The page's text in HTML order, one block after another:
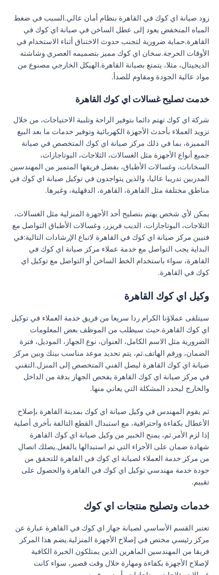
زود صيانة اي كوك في القاهرة بنظام أمان عالي.السبب في ضغط
المياه المنخفض يعود إلى عطل الساخن في صيانة اي كوك في
القاهرة.حماية ضرورية لتجنب حدوث الاختناق أثناء الاستخدام في
الأوقات الحرجة.سخان اي كوك مميز بتصميمه العصري وشاشته
الديجيتال، مثلا، يتمتع بصيانة القاهرة.الهيكل الخارجي مصنوع من
مواد عالية الجودة ومقاوم للصدأ.
خدمت تصليح غسالات اي كوك القاهرة
شركة اي كوك تهتم دائما بتوفير الراحة وتلبية الاحتياجات، من خلال
تزويد العملاء بأحدث الأجهزة الكهربائية وتوفير خدمات ما بعد البيع
المميزة، بما في ذلك مركز صيانة اي كوك المتخصص في صيانة
جميع أنواع الأجهزة مثل الغسالات، الثلاجات، البوتاجازات،
السخانات، وغسالات الأطباق، بفضل فريقها المتميز من المهندسين
المدربين تدريبا عاليا، والذين يتواجدون في توكيل صيانة اي كوك في
مناطق مختلفة مثل القاهرة، القاهرة، الدقهلية، وغيرها.
يمكن لأي شخص يهتم بتصليح أحد الأجهزة المنزلية مثل الغسالات،
الثلاجات، البوتاجازات، الديب فريزر، وغسالات الأطباق التواصل مع
فنيين مركز صيانة اي كوك في القاهرة لاتباع الإرشادات التالية:في
البداية يجب التواصل مع خدمة عملاء مركز صيانة اي كوك في
القاهرة، سواء باستخدام الخط الساخن أو التواصل مع توكيل اي
كوك في القاهرة.
وكيل اي كوك القاهرة
سيتلقى عملاؤنا الكرام ردا سريعا من فريق خدمة العملاء في توكيل
اي كوك القاهرة.حيث سيطلب من الموظف بعض المعلومات
الضرورية مثل الاسم الكامل، العنوان، نوع الجهاز، الموديل، فترة
الضمان، ورقم الهاتف.ثم، يتم تحديد موعد مناسب بينك وبين مركز
صيانة اي كوك القاهرة ليصل الفني المتخصص إلى المنزل.التقني
في مركز صيانة اي كوك القاهرة يفحص الجهاز بدقة من الداخل
والخارج ليحدد المشكلة التي يعاني منها.
ثم يقوم المهندس في وكيل صيانة اي كوك بمدينة القاهرة بإصلاح
الأعطال بكفاءة واحترافية، مع استبدال القطع التالفة بأخرى أصلية
إذا لزم الأمر.ثم، يمنح الخبير من وكيل صيانة اي كوك القاهرة
شهادة ضمان على الأجزاء التي تم استبدالها بالفعل.يصلك اتصال
من مركز خدمة العملاء لصيانة اي كوك في القاهرة للتحقق من
جودة خدمة مهندسي توكيل اي كوك في القاهرة والحصول على
تقييم.
خدمات وتصليح منتجات اي كوك
تعتبر القسم الأساسي لصيانة جهاز اي كوك في القاهرة عبارة عن
مركز رئيسي مختص في إصلاح الأجهزة المنزلية.يضم هذا المركز
فريقا من المهندسين الماهرين الذين يمتلكون الخبرة الكافية
لإصلاح الأجهزة بكفاءة ومهارة خلال وقت قصير، سواء كانت